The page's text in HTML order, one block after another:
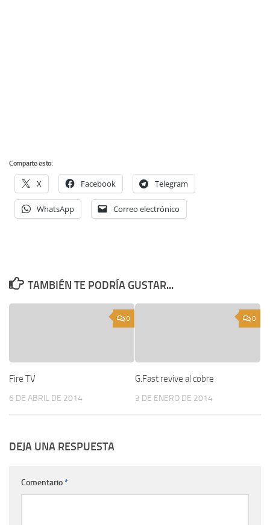
Comparte esto:
X Facebook Telegram
WhatsApp Correo electrónico
TAMBIÉN TE PODRÍA GUSTAR...
0
Fire TV
6 DE ABRIL DE 2014
0
G.Fast revive al cobre
3 DE ENERO DE 2014
DEJA UNA RESPUESTA
Comentario*